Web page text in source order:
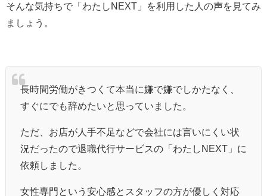
そんな気持ちで「わたしNEXT」を利用した人の声を見てみ
ましょう。
長時間労働がきつくて本当に嫌で嫌でしかたなく、
すぐにでも辞めたいと思っていました。
ただ、お店が人手不足などで会社には言いにくい状
況だったので退職代行サービスの「わたしNEXT」に
依頼しました。
女性専門という安心感とスタッフの方が優しく対応